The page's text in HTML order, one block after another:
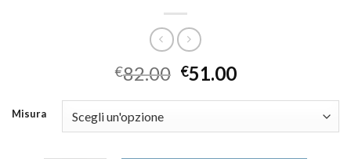
€82.00 €51.00
Misura